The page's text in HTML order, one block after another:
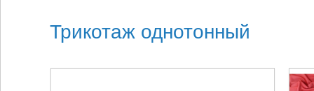
Трикотаж однотонный